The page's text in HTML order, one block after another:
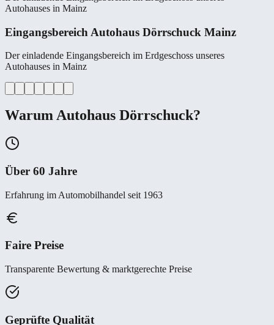
Autohauses in Mainz
Eingangsbereich Autohaus Dörrschuck Mainz
Der einladende Eingangsbereich im Erdgeschoss unseres
Autohauses in Mainz
Warum Autohaus Dörrschuck?
Über 60 Jahre
Erfahrung im Automobilhandel seit 1963
Faire Preise
Transparente Bewertung & marktgerechte Preise
Geprüfte Qualität